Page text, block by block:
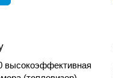
высокоэффективная